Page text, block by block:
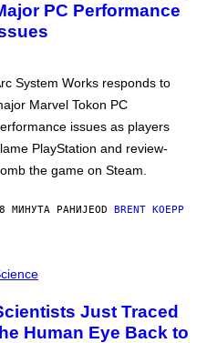
PC Performance
System Works responds to
Marvel Tokon PC
issues as players
PlayStation and review-
the game on Steam.
МИНУТА РАНИЈЕOD BRENT KOEPP
Just Traced
Human Eye Back to